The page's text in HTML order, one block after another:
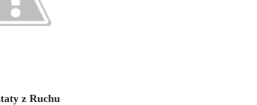
z Ruchu